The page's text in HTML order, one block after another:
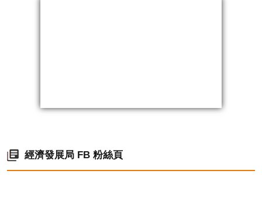
經濟發展局 FB 粉絲頁